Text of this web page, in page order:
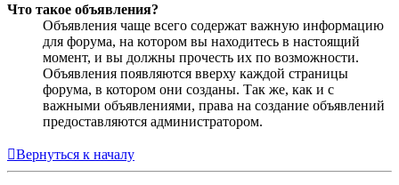
Что такое объявления?
Объявления чаще всего содержат важную информацию
для форума, на котором вы находитесь в настоящий
момент, и вы должны прочесть их по возможности.
Объявления появляются вверху каждой страницы
форума, в котором они созданы. Так же, как и с
важными объявлениями, права на создание объявлений
предоставляются администратором.
Вернуться к началу